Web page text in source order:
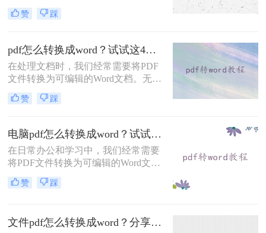
们在办公的过程中经常会收到PDF格
式的文档，编辑整理PDF文档时就需
文档如何转换成word文档吗？你知道
哪种转换方式会让排版不错乱吗？今
天就来教大家一招！
赞 踩
pdf怎么转换成word？试试这4种解决方法！
在处理文档时，我们经常需要将PDF
文件转换为可编辑的Word文档。无论
是为了修改内容、复制文本还是其他
用途，掌握几种有效的PDF转Word方
word呢？本文将详细介绍几种常用的
转换方式。
赞 踩
电脑pdf怎么转换成word？试试这几种常用方法！
在日常办公和学习中，我们经常需要
将PDF文件转换为可编辑的Word文
档。由于PDF格式的固定性，直接编
辑内容较为困难，因此转换工具成为
涵盖免费、付费及多平台方案。
赞 踩
文件pdf怎么转换成word？分享两种高效转换方法！